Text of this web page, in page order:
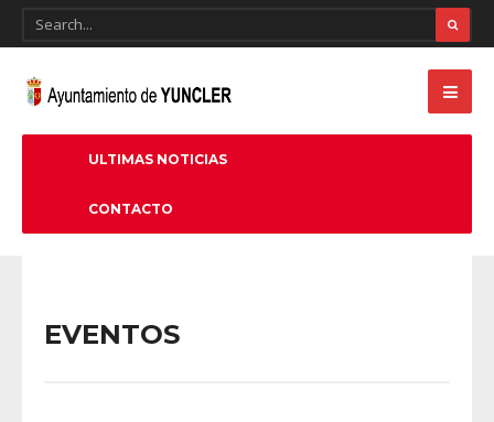
ULTIMAS NOTICIAS
CONTACTO
EVENTOS